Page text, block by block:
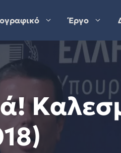
Έργο